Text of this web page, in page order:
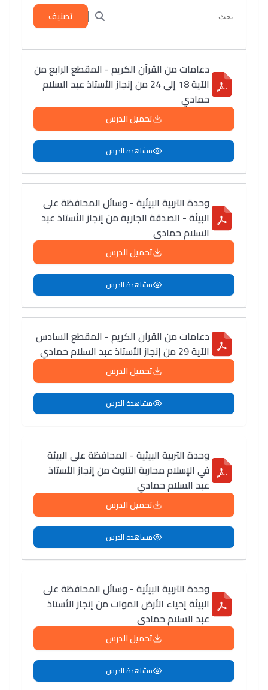
تصنيف
دعامات من القرآن الكريم - المقطع الرابع من
الآية 18 إلى 24 من إنجاز الأستاذ عبد السلام
حمادي
تحميل الدرس
مشاهدة الدرس
وحدة التربية البيئية - وسائل المحافظة على
البيئة - الصدقة الجارية من إنجاز الأستاذ عبد
السلام حمادي
تحميل الدرس
مشاهدة الدرس
دعامات من القرآن الكريم - المقطع السادس
الآية 29 من إنجاز الأستاذ عبد السلام حمادي
تحميل الدرس
مشاهدة الدرس
وحدة التربية البيئية - المحافظة على البيئة
في الإسلام محاربة التلوث من إنجاز الأستاذ
عبد السلام حمادي
تحميل الدرس
مشاهدة الدرس
وحدة التربية البيئية - وسائل المحافظة على
البيئة إحياء الأرض الموات من إنجاز الأستاذ
عبد السلام حمادي
تحميل الدرس
مشاهدة الدرس